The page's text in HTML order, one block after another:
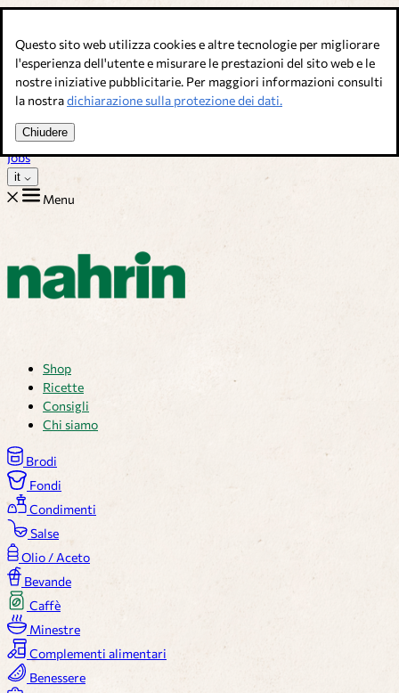
Questo sito web utilizza cookies e altre tecnologie per migliorare
l'esperienza dell'utente e misurare le prestazioni del sito web e le
nostre iniziative pubblicitarie. Per maggiori informazioni consulti
la nostradichiarazione sulla protezione dei dati.
Chiudere
Brodi, condimenti & complementi alimentari. Qualità svizzera.
Assistenza Clienti
Ricette
Consigli
Chi siamo
Jobs
it
Menu
Shop
Ricette
Consigli
Chi siamo
Brodi
Fondi
Condimenti
Salse
Olio / Aceto
Bevande
Caffè
Minestre
Complementi alimentari
Benessere